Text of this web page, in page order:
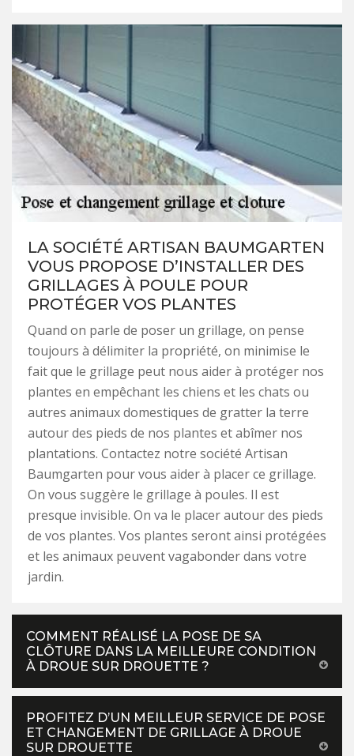
LA SOCIÉTÉ ARTISAN BAUMGARTEN
VOUS PROPOSE D’INSTALLER DES
GRILLAGES À POULE POUR
PROTÉGER VOS PLANTES
Quand on parle de poser un grillage, on pense
toujours à délimiter la propriété, on minimise le
fait que le grillage peut nous aider à protéger nos
plantes en empêchant les chiens et les chats ou
autres animaux domestiques de gratter la terre
autour des pieds de nos plantes et abîmer nos
plantations. Contactez notre société Artisan
Baumgarten pour vous aider à placer ce grillage.
On vous suggère le grillage à poules. Il est
presque invisible. On va le placer autour des pieds
de vos plantes. Vos plantes seront ainsi protégées
et les animaux peuvent vagabonder dans votre
jardin.
COMMENT RÉALISÉ LA POSE DE SA
CLÔTURE DANS LA MEILLEURE CONDITION
À DROUE SUR DROUETTE ?
PROFITEZ D’UN MEILLEUR SERVICE DE POSE
ET CHANGEMENT DE GRILLAGE À DROUE
SUR DROUETTE